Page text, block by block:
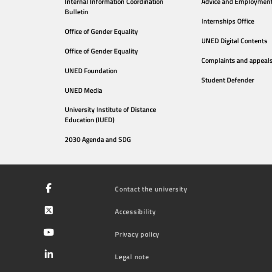
Bulletin
Office of Gender Equality
Office of Gender Equality
UNED Foundation
UNED Media
University Institute of Distance
Education (IUED)
2030 Agenda and SDG
Internships Office
UNED Digital Contents
Complaints and appeals
Student Defender
Contact the university
Accessibility
Privacy policy
Legal note